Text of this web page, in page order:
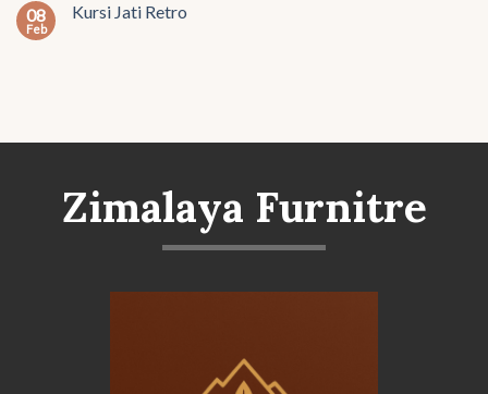
08
Feb
Kursi Jati Retro
Zimalaya Furnitre